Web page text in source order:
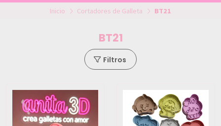
Inicio Cortadores de Galleta BT21
BT21
Filtros